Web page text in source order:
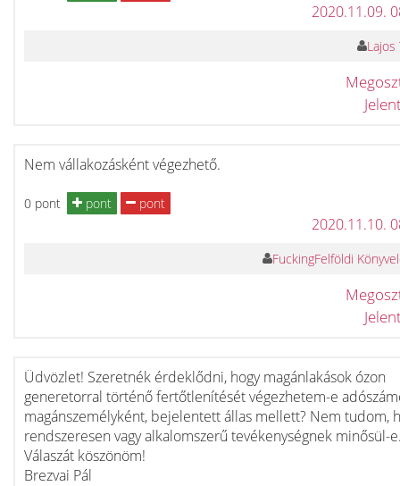
2020.11.09.
Lajos
Nem vállakozásként végezhető.
0 pont pont pont
2020.11.10.
FuckingFelföldi
Üdvözlet! Szeretnék érdeklődni, hogy magánlakások ózon
generetorral történő fertőtlenítését végezhetem-e
magánszemélyként, bejelentett állas mellett? Nem tudom,
rendszeresen vagy alkalomszerű tevékenységnek minősül-
Válaszát köszönöm!
Brezvai Pál